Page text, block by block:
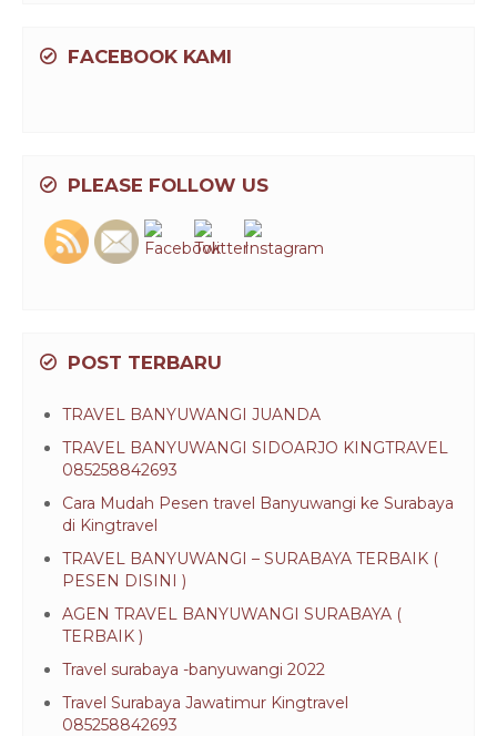
FACEBOOK KAMI
PLEASE FOLLOW US
POST TERBARU
TRAVEL BANYUWANGI JUANDA
TRAVEL BANYUWANGI SIDOARJO KINGTRAVEL
085258842693
Cara Mudah Pesen travel Banyuwangi ke Surabaya
di Kingtravel
TRAVEL BANYUWANGI – SURABAYA TERBAIK (
PESEN DISINI )
AGEN TRAVEL BANYUWANGI SURABAYA (
TERBAIK )
Travel surabaya -banyuwangi 2022
Travel Surabaya Jawatimur Kingtravel
085258842693